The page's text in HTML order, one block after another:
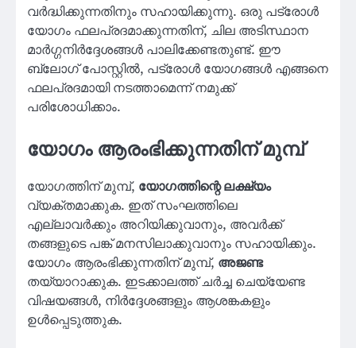
വർദ്ധിക്കുന്നതിനും സഹായിക്കുന്നു. ഒരു പട്രോൾ
യോഗം ഫലപ്രദമാക്കുന്നതിന്, ചില അടിസ്ഥാന
മാർഗ്ഗനിർദ്ദേശങ്ങൾ പാലിക്കേണ്ടതുണ്ട്. ഈ
ബ്ലോഗ് പോസ്റ്റിൽ, പട്രോൾ യോഗങ്ങൾ എങ്ങനെ
ഫലപ്രദമായി നടത്താമെന്ന് നമുക്ക്
പരിശോധിക്കാം.
യോഗം ആരംഭിക്കുന്നതിന് മുമ്പ്
യോഗത്തിന് മുമ്പ്, യോഗത്തിന്റെ ലക്ഷ്യം
വ്യക്തമാക്കുക. ഇത് സംഘത്തിലെ
എല്ലാവർക്കും അറിയിക്കുവാനും, അവർക്ക്
തങ്ങളുടെ പങ്ക് മനസിലാക്കുവാനും സഹായിക്കും.
യോഗം ആരംഭിക്കുന്നതിന് മുമ്പ്, അജണ്ട
തയ്യാറാക്കുക. ഇടക്കാലത്ത് ചർച്ച ചെയ്യേണ്ട
വിഷയങ്ങൾ, നിർദ്ദേശങ്ങളും ആശങ്കകളും
ഉൾപ്പെടുത്തുക.